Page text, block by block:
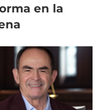
en la